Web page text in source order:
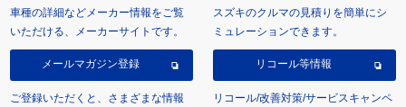
車種の詳細などメーカー情報をご覧
いただける、メーカーサイトです。
スズキのクルマの見積りを簡単にシ
ミュレーションできます。
メールマガジン登録
ご登録いただくと、さまざまな情報
リコール等情報
リコール/改善対策/サービスキャンペ